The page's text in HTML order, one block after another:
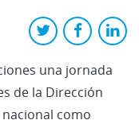
una jornada
de la Dirección
como